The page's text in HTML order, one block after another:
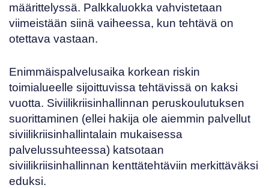
määrittelyssä. Palkkaluokka vahvistetaan
viimeistään siinä vaiheessa, kun tehtävä on
otettava vastaan.
Enimmäispalvelusaika korkean riskin
toimialueelle sijoittuvissa tehtävissä on kaksi
vuotta. Siviilikriisinhallinnan peruskoulutuksen
suorittaminen (ellei hakija ole aiemmin palvellut
siviilikriisinhallintalain mukaisessa
palvelussuhteessa) katsotaan
siviilikriisinhallinnan kenttätehtäviin merkittäväksi
eduksi.